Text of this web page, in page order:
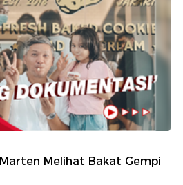
Melihat Bakat Gempi